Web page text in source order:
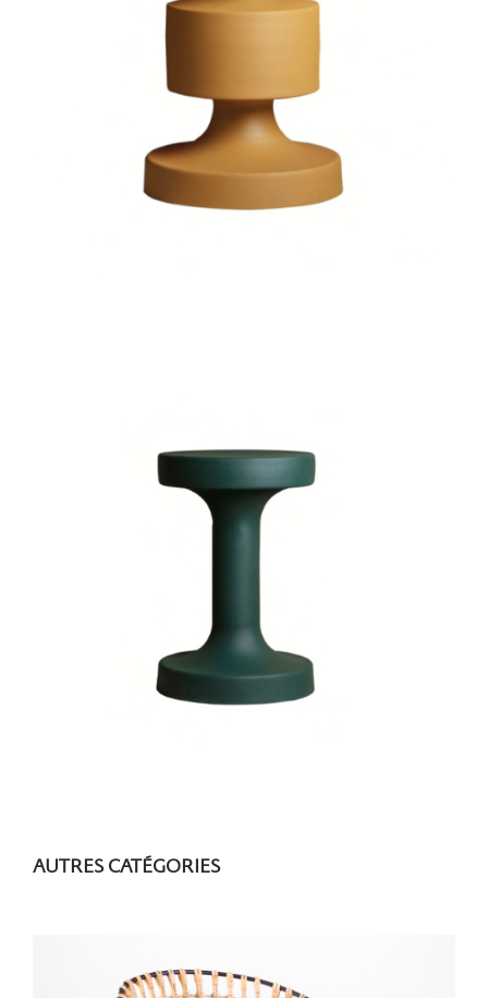
AUTRES CATÉGORIES